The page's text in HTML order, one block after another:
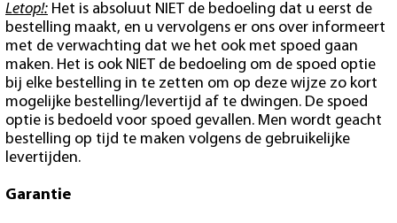
Letop!: Het is absoluut NIET de bedoeling dat u eerst de
bestelling maakt, en u vervolgens er ons over informeert
met de verwachting dat we het ook met spoed gaan
maken. Het is ook NIET de bedoeling om de spoed optie
bij elke bestelling in te zetten om op deze wijze zo kort
mogelijke bestelling/levertijd af te dwingen. De spoed
optie is bedoeld voor spoed gevallen. Men wordt geacht
bestelling op tijd te maken volgens de gebruikelijke
levertijden.
Garantie